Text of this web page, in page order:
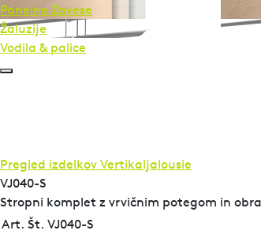
Panelne Zavese
Žaluzije
Vodila & palice
Pregled izdelkov Vertikaljalousie
VJ040-S
Stropni komplet z vrvičnim potegom in
Art. Št. VJ040-S